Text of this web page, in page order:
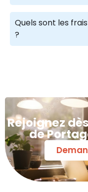
Quels sont les
?
Rejoignez
de